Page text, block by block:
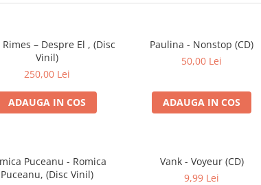
– Despre El , (Disc
Vinil)
250,00 Lei
ADAUGA IN COS
Paulina - Nonstop (CD)
50,00 Lei
ADAUGA IN COS
Puceanu - Romica
Puceanu, (Disc Vinil)
Vank - Voyeur (CD)
9,99 Lei